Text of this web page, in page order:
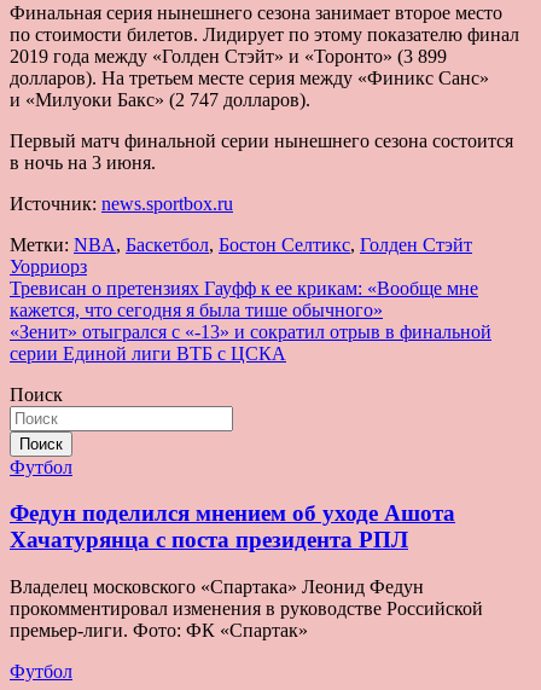
Финальная серия нынешнего сезона занимает второе место
по стоимости билетов. Лидирует по этому показателю финал
2019 года между «Голден Стэйт» и «Торонто» (3 899
долларов). На третьем месте серия между «Финикс Санс»
и «Милуоки Бакс» (2 747 долларов).
Первый матч финальной серии нынешнего сезона состоится
в ночь на 3 июня.
Источник: news.sportbox.ru
Метки: NBA, Баскетбол, Бостон Селтикс, Голден Стэйт
Уорриорз
Навигация
по
записям
Тревисан о претензиях Гауфф к ее крикам: «Вообще мне
кажется, что сегодня я была тише обычного»
«Зенит» отыгрался с «-13» и сократил отрыв в финальной
серии Единой лиги ВТБ с ЦСКА
Поиск
Поиск
Футбол
Федун поделился мнением об уходе Ашота
Хачатурянца с поста президента РПЛ
Владелец московского «Спартака» Леонид Федун
прокомментировал изменения в руководстве Российской
премьер-лиги. Фото: ФК «Спартак»
Футбол